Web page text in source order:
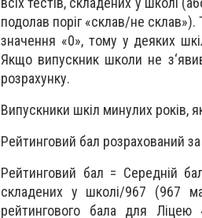
подолав поріг «склав/не
значення «0», тому у деяких
Якщо випускник школи не
розрахунку.
Випускники шкіл минулих років,
Рейтинговий бал розрахований
Рейтинговий бал = Середній
складених у школі/967 (967
рейтингового бала для Ліцею